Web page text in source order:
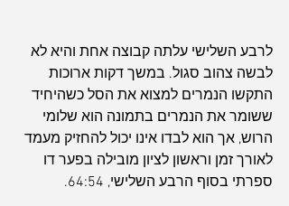
לרבע השלישי עלתה קבוצה אחת והיא לא
לבשה צהוב סגול. במשך דקות ארוכות
התקשו הנמרים למצוא את הסל כשהיחיד
ששומר את הנמרים בתמונה הוא שלומי
הרוש, אך הוא לבדו אינו יכול להחזיק מעמד
לאורך זמן וראשון לציון מובילה בפער דו
ספרתי בסוף הרבע השלישי, 64:54.